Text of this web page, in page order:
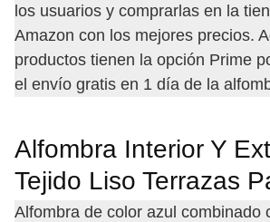
los usuarios y comprarlas en la
Amazon con los mejores precios.
productos tienen la opción Prime
el envío gratis en 1 día de la
Alfombra Interior Y
Tejido Liso Terrazas
Alfombra de color azul combinado